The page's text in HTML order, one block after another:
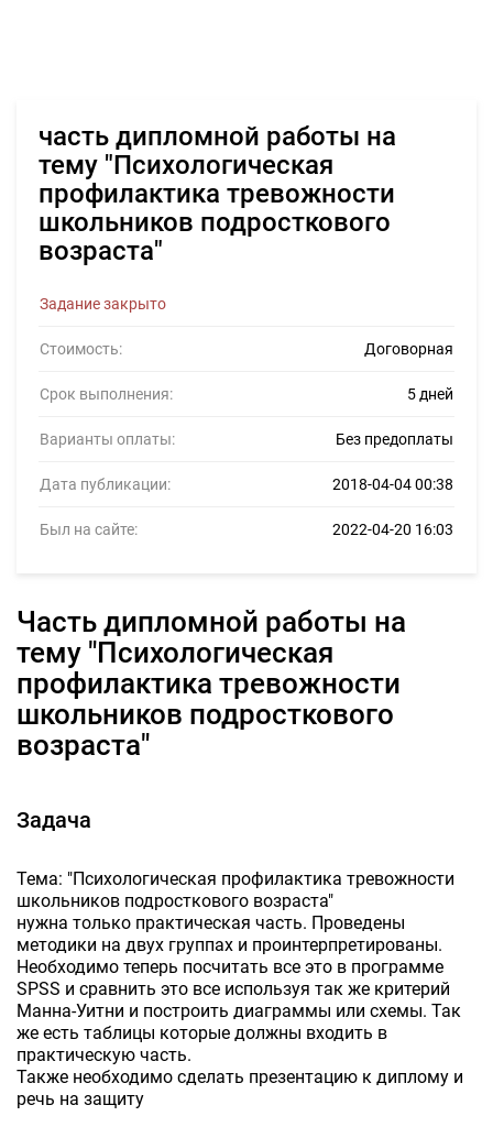
часть дипломной работы на
тему "Психологическая
профилактика тревожности
школьников подросткового
возраста"
Задание закрыто
Стоимость: Договорная
Срок выполнения: 5 дней
Варианты оплаты: Без предоплаты
Дата публикации: 2018-04-04 00:38
Был на сайте: 2022-04-20 16:03
часть дипломной работы на
тему "Психологическая
профилактика тревожности
школьников подросткового
возраста"
Задача
Тема: "Психологическая профилактика тревожности
школьников подросткового возраста"
нужна только практическая часть. Проведены
методики на двух группах и проинтерпретированы.
Необходимо теперь посчитать все это в программе
SPSS и сравнить это все используя так же критерий
Манна-Уитни и построить диаграммы или схемы. Так
же есть таблицы которые должны входить в
практическую часть.
Также необходимо сделать презентацию к диплому и
речь на защиту